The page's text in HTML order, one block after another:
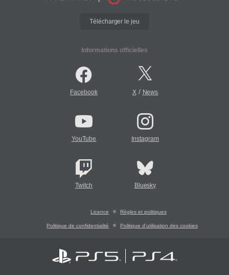
Télécharger le jeu
Informations officielles
Facebook X/ News
YouTube Instagram
Twitch Bluesky
Licence Règles et politiques
Politique de confidentialité Politique d'utilisation des cookies